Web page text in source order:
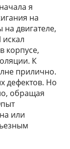
я
на
двигателе,
корпусе,
К
прилично.
дефектов. Но
обращая
или